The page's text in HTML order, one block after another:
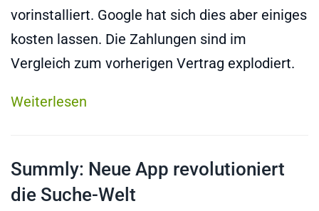
vorinstalliert. Google hat sich dies aber einiges
kosten lassen. Die Zahlungen sind im
Vergleich zum vorherigen Vertrag explodiert.
Weiterlesen
Summly: Neue App revolutioniert
die Suche-Welt